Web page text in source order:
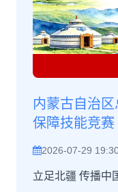
内蒙古自治
保障技能竞赛
2026-07-29
立足北疆 传播中